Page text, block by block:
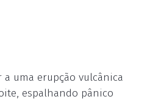
uma erupção vulcânica
espalhando pânico